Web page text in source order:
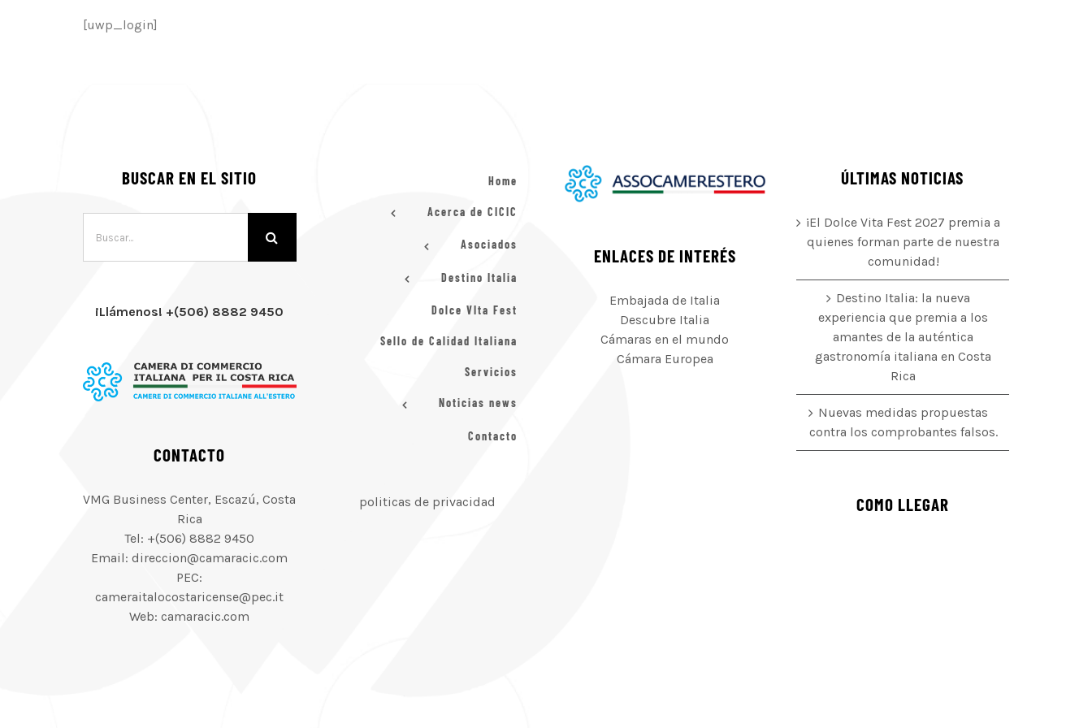
[uwp_login]
BUSCAR EN EL SITIO
¡Llámenos! +(506) 8882 9450
CONTACTO
VMG Business Center, Escazú, Costa
Rica
Tel: +(506) 8882 9450
Email: direccion@camaracic.com
PEC:
cameraitalocostaricense@pec.it
Web: camaracic.com
Home
Acerca de CICIC
Asociados
Destino Italia
Dolce VIta Fest
Sello de Calidad Italiana
Servicios
Noticias news
Contacto
politicas de privacidad
ENLACES DE INTERÉS
Embajada de Italia
Descubre Italia
Cámaras en el mundo
Cámara Europea
ÚLTIMAS NOTICIAS
¡El Dolce Vita Fest 2027 premia a
quienes forman parte de nuestra
comunidad!
Destino Italia: la nueva
experiencia que premia a los
amantes de la auténtica
gastronomía italiana en Costa
Rica
Nuevas medidas propuestas
contra los comprobantes falsos.
COMO LLEGAR